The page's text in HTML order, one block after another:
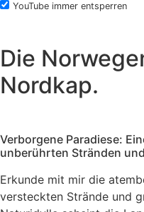
YouTube immer entsperren
Die
Nordkap.
Verborgene Paradiese:
unberührten Stränden
Erkunde mit mir die
versteckten Strände und